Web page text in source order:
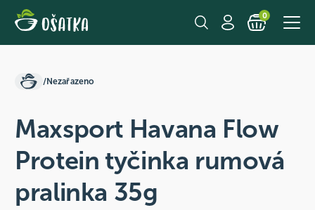
0
/Nezařazeno
Maxsport Havana Flow
Protein tyčinka rumová
pralinka 35g